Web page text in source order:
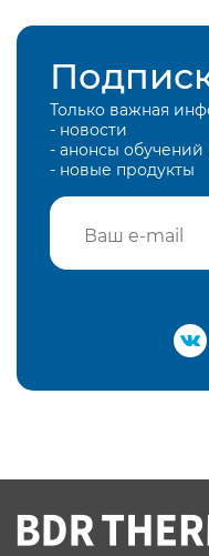
Только важная
- новости
- анонсы
- новые продукты
Подтвердить e-
Вы соглашаетесь с